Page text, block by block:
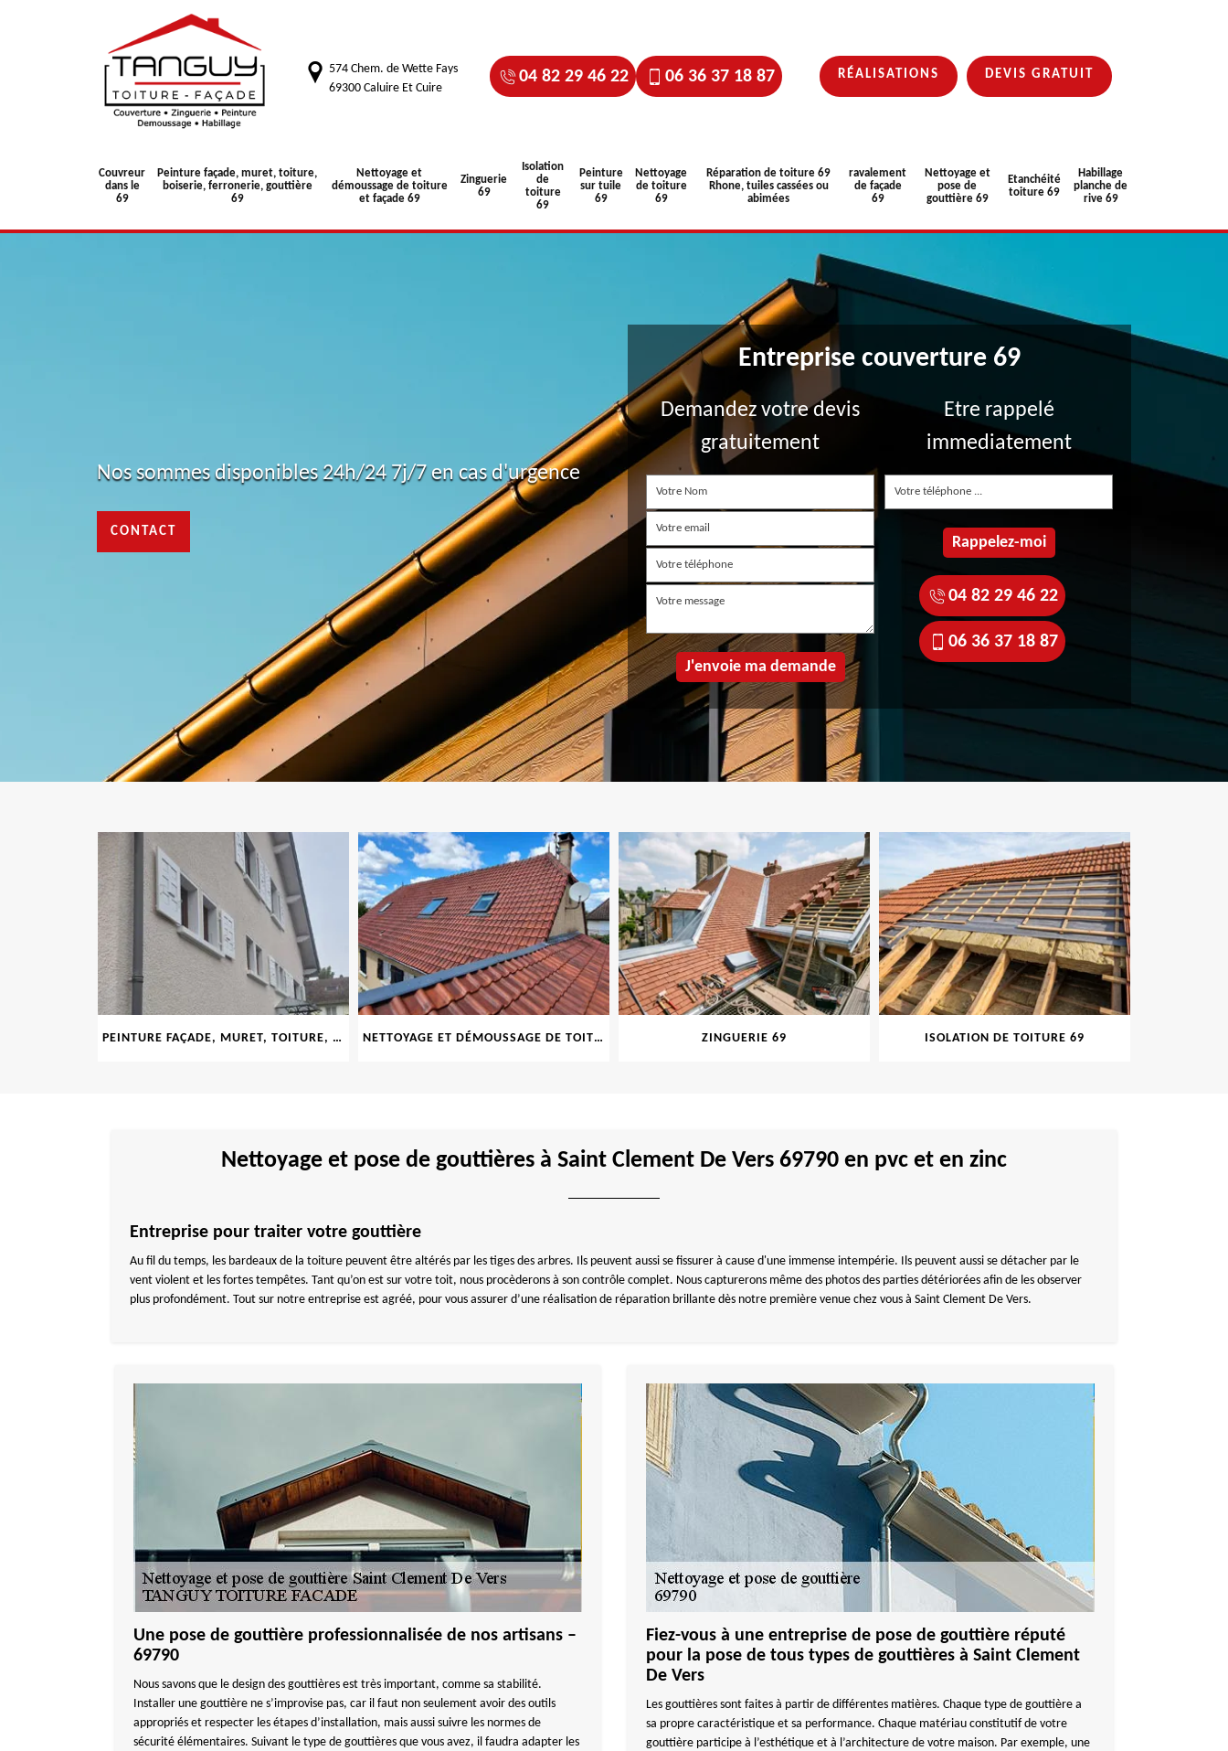
574 Chem. de Wette Fays
69300 Caluire Et Cuire
04 82 29 46 22 06 36 37 18 87 RÉALISATIONS DEVIS GRATUIT
Couvreur
dans le
69
Peinture façade, muret, toiture,
boiserie, ferronerie, gouttière
69
Nettoyage et
démoussage de toiture
et façade 69
Zinguerie
69
Isolation
de
toiture
69
Peinture
sur tuile
69
Nettoyage
de toiture
69
Réparation de toiture 69
Rhone, tuiles cassées ou
abimées
ravalement
de façade
69
Nettoyage et
pose de
gouttière 69
Etanchéité
toiture 69
Habillage
planche de
rive 69
Nos sommes disponibles 24h/24 7j/7 en cas d'urgence
CONTACT
Entreprise couverture 69
Demandez votre devis
gratuitement
Etre rappelé
immediatement
04 82 29 46 22
06 36 37 18 87
PEINTURE FAÇADE, MURET, TOITURE, BOISERIE, FERRONERIE, GOUTTIÈRE 69 NETTOYAGE ET DÉMOUSSAGE DE TOITURE ET FAÇADE 69 ZINGUERIE 69 ISOLATION DE TOITURE 69
Nettoyage et pose de gouttières à Saint Clement De Vers 69790 en pvc et en zinc
Entreprise pour traiter votre gouttière
Au fil du temps, les bardeaux de la toiture peuvent être altérés par les tiges des arbres. Ils peuvent aussi se fissurer à cause d'une immense intempérie. Ils peuvent aussi se détacher par le
vent violent et les fortes tempêtes. Tant qu’on est sur votre toit, nous procèderons à son contrôle complet. Nous capturerons même des photos des parties détériorées afin de les observer
plus profondément. Tout sur notre entreprise est agréé, pour vous assurer d’une réalisation de réparation brillante dès notre première venue chez vous à Saint Clement De Vers.
Une pose de gouttière professionnalisée de nos artisans –
69790
Nous savons que le design des gouttières est très important, comme sa stabilité.
Installer une gouttière ne s’improvise pas, car il faut non seulement avoir des outils
appropriés et respecter les étapes d’installation, mais aussi suivre les normes de
sécurité élémentaires. Suivant le type de gouttières que vous avez, il faudra adapter les
Fiez-vous à une entreprise de pose de gouttière réputé
pour la pose de tous types de gouttières à Saint Clement
De Vers
Les gouttières sont faites à partir de différentes matières. Chaque type de gouttière a
sa propre caractéristique et sa performance. Chaque matériau constitutif de votre
gouttière participe à l’esthétique et à l’architecture de votre maison. Par exemple, une